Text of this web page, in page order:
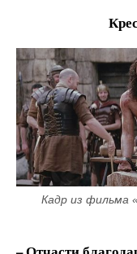
Кадр из фильма